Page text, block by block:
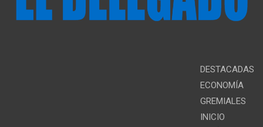
DESTACADAS
ECONOMÍA
GREMIALES
INICIO